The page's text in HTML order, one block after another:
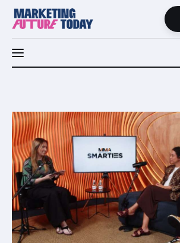
MFT+
INSIGHTS
FUTURE BRAND LAB
EVENTOS
MARTECH